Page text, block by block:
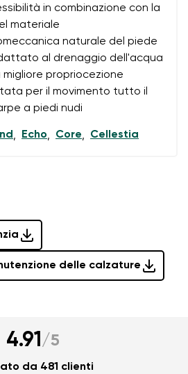
in combinazione con la
materiale
naturale del piede
al drenaggio dell'acqua
propriocezione
per il movimento tutto il
a piedi nudi
, Echo, Core, Cellestia
delle calzature
4.91/5
da 481 clienti